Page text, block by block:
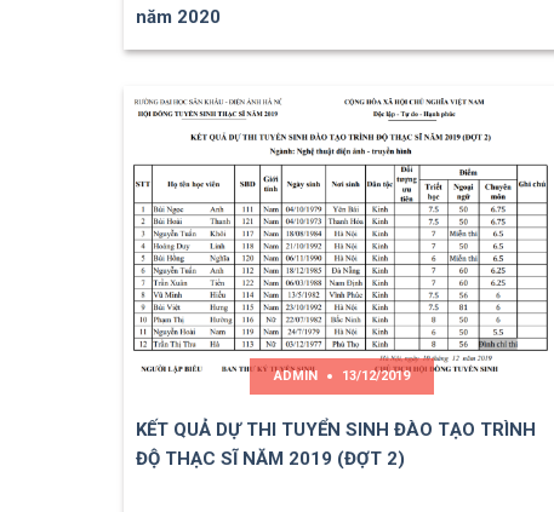
năm 2020
ADMIN 13/12/2019
KẾT QUẢ DỰ THI TUYỂN SINH ĐÀO TẠO TRÌNH
ĐỘ THẠC SĨ NĂM 2019 (ĐỢT 2)